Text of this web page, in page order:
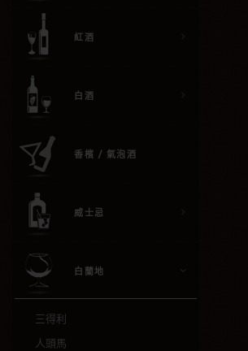
紅酒
白酒
香檳 / 氣泡酒
威士忌
白蘭地
三得利
人頭馬